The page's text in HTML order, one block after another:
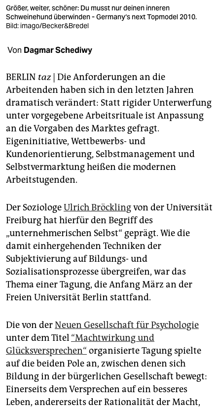
verlag
veranstaltungen
unterstützen
abo
genossenschaft
epaper login
Größer, weiter, schöner: Du musst nur deinen inneren
Schweinehund überwinden - Germany‘s next Topmodel 2010.
Bild: imago/Becker&Bredel
Von Dagmar Schediwy
BERLIN taz| Die Anforderungen an die
Arbeitenden haben sich in den letzten Jahren
dramatisch verändert: Statt rigider Unterwerfung
unter vorgegebene Arbeitsrituale ist Anpassung
an die Vorgaben des Marktes gefragt.
Eigeninitiative, Wettbewerbs- und
Kundenorientierung, Selbstmanagement und
Selbstvermarktung heißen die modernen
Arbeitstugenden.
Der SoziologeUlrich Bröcklingvon der Universität
Freiburg hat hierfür den Begriff des
„unternehmerischen Selbst“ geprägt. Wie die
damit einhergehenden Techniken der
Subjektivierung auf Bildungs- und
Sozialisationsprozesse übergreifen, war das
Thema einer Tagung, die Anfang März an der
Freien Universität Berlin stattfand.
Die von derNeuen Gesellschaft für Psychologie
unter dem Titel “Machtwirkung und
Glücksversprechen“ organisierte Tagung spielte
auf die beiden Pole an, zwischen denen sich
Bildung in der bürgerlichen Gesellschaft bewegt:
Einerseits dem Versprechen auf ein besseres
Leben, andererseits der Rationalität der Macht,